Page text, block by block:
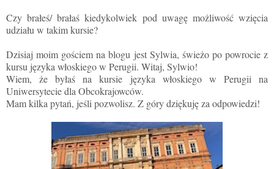
Czy brałeś/ brałaś kiedykolwiek pod uwagę możliwość wzięcia
udziału w takim kursie?
Dzisiaj moim gościem na blogu jest Sylwia, świeżo po powrocie z
kursu języka włoskiego w Perugii. Witaj, Sylwio!
Wiem, że byłaś na kursie języka włoskiego w Perugii na
Uniwersytecie dla Obcokrajowców.
Mam kilka pytań, jeśli pozwolisz. Z góry dziękuję za odpowiedzi!